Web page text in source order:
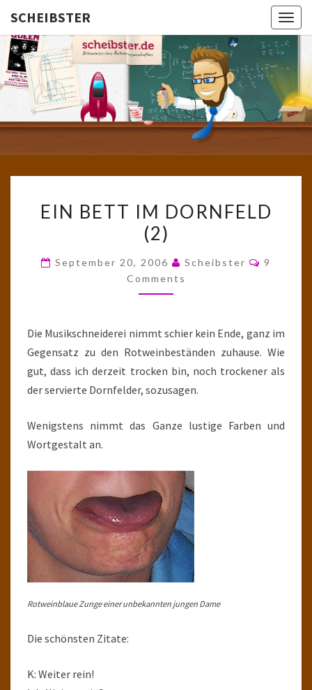
SCHEIBSTER
Gutbürgerliche
Reime Und
Mehr! In
Blogform.
School!
BETT
IM
(2)
EIN BETT IM DORNFELD
(2)
September 20, 2006 Scheibster
9
Comments
Die Musikschneiderei nimmt schier kein Ende, ganz im
Gegensatz zu den Rotweinbeständen zuhause. Wie
gut, dass ich derzeit trocken bin, noch trockener als
der servierte Dornfelder, sozusagen.
Wenigstens nimmt das Ganze lustige Farben und
Wortgestalt an.
Rotweinblaue Zunge einer unbekannten jungen Dame
Die schönsten Zitate:
K: Weiter rein!